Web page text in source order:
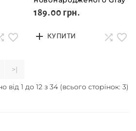
189.00 грн.
КУПИТИ
>|
від 1 до 12 з 34 (всього сторінок: 3)